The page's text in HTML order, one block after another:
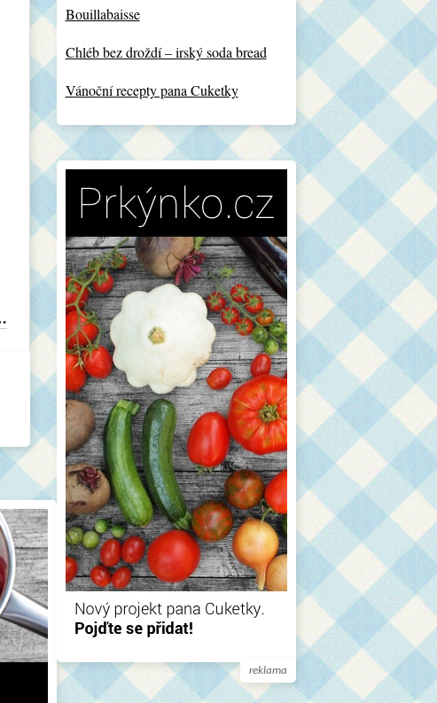
Bouillabaisse
Chléb bez droždí – irský soda bread
Vánoční recepty pana Cuketky
reklama